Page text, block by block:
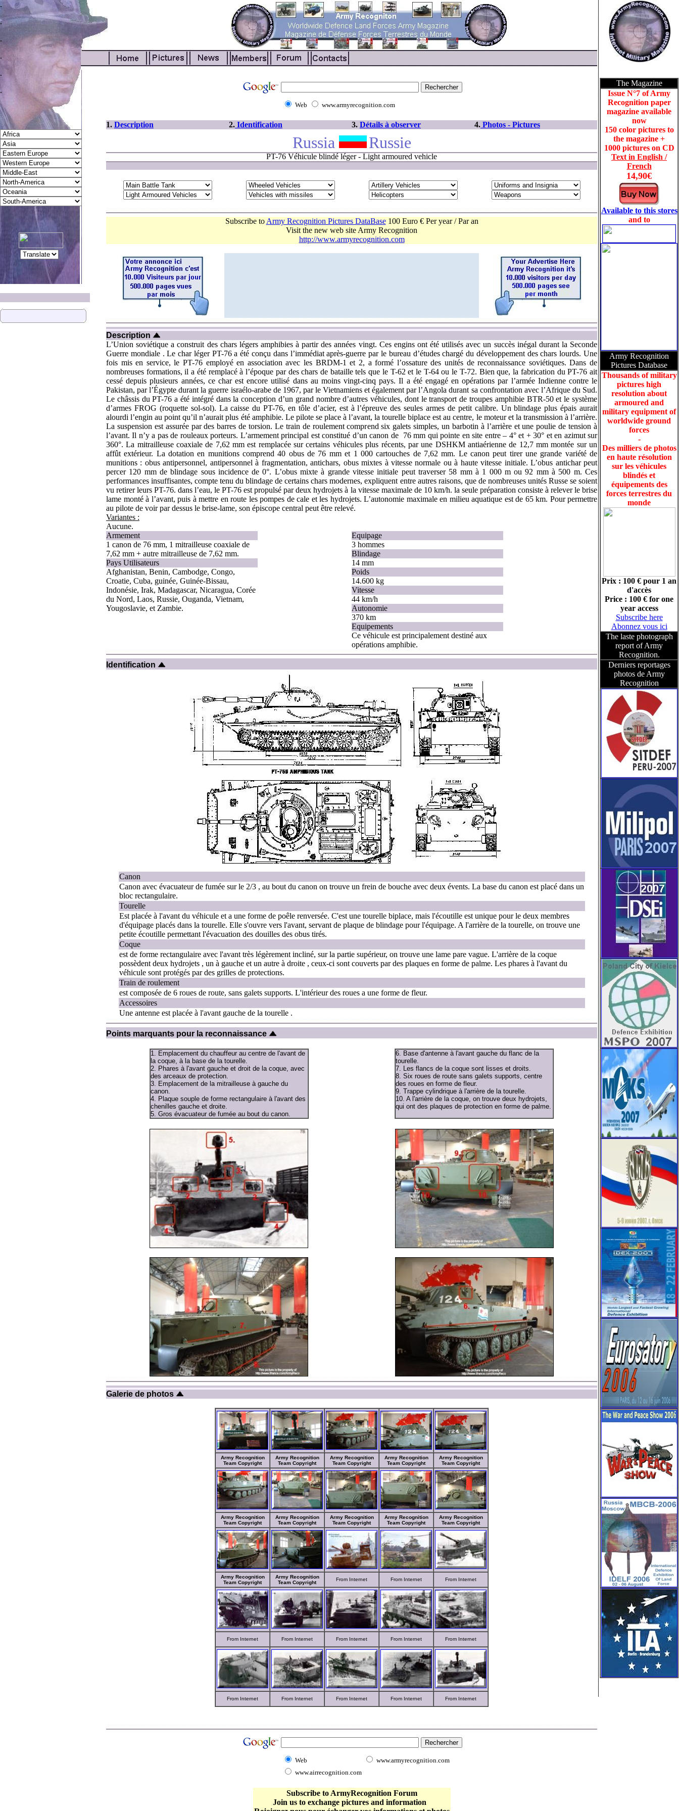
.
.
.
.
.
.
Web www.armyrecognition.com
1. Description 2. Identification 3. Détails à observer 4. Photos - Pictures
Russia Russie
PT-76 Véhicule blindé léger - Light armoured vehicle
Subscribe to Army Recognition Pictures DataBase100 Euro € Per year / Par an
Visit the new web site Army Recognition
http://www.armyrecognition.com
Description
L’Union soviétique a construit des chars légers amphibies à partir des années vingt. Ces engins ont été utilisés avec un succès inégal durant la Seconde
Guerre mondiale . Le char léger PT-76 a été conçu dans l’immédiat après-guerre par le bureau d’études chargé du développement des chars lourds. Une
fois mis en service, le PT-76 employé en association avec les BRDM-1 et 2, a formé l’ossature des unités de reconnaissance soviétiques. Dans de
nombreuses formations, il a été remplacé à l’époque par des chars de bataille tels que le T-62 et le T-64 ou le T-72. Bien que, la fabrication du PT-76 ait
cessé depuis plusieurs années, ce char est encore utilisé dans au moins vingt-cinq pays. Il a été engagé en opérations par l’armée Indienne contre le
Pakistan, par l’Égypte durant la guerre israélo-arabe de 1967, par le Vietnamiens et également par l’Angola durant sa confrontation avec l’Afrique du Sud.
Le châssis du PT-76 a été intégré dans la conception d’un grand nombre d’autres véhicules, dont le transport de troupes amphibie BTR-50 et le système
d’armes FROG (roquette sol-sol). La caisse du PT-76, en tôle d’acier, est à l’épreuve des seules armes de petit calibre. Un blindage plus épais aurait
alourdi l’engin au point qu’il n’aurait plus été amphibie. Le pilote se place à l’avant, la tourelle biplace est au centre, le moteur et la transmission à l’arrière.
La suspension est assurée par des barres de torsion. Le train de roulement comprend six galets simples, un barbotin à l’arrière et une poulie de tension à
l’avant. Il n’y a pas de rouleaux porteurs. L’armement principal est constitué d’un canon de
76 mm qui pointe en site entre – 4° et + 30° et en azimut sur
360°. La mitrailleuse coaxiale de 7,62 mm est remplacée sur certains véhicules plus récents, par une DSHKM antiaérienne de 12,7 mm montée sur un
affût extérieur. La dotation en munitions comprend 40 obus de 76 mm et 1 000 cartouches de 7,62 mm. Le canon peut tirer une grande variété de
munitions : obus antipersonnel, antipersonnel à fragmentation, antichars, obus mixtes à vitesse normale ou à haute vitesse initiale. L’obus antichar peut
percer 120 mm de blindage sous incidence de 0°. L’obus mixte à grande vitesse initiale peut traverser 58 mm à 1 000 m ou 92 mm à 500 m. Ces
performances insuffisantes, compte tenu du blindage de certains chars modernes, expliquent entre autres raisons, que de nombreuses unités Russe se soient
vu retirer leurs PT-76. dans l’eau, le PT-76 est propulsé par deux hydrojets à la vitesse maximale de 10 km/h. la seule préparation consiste à relever le brise
lame monté à l’avant, puis à mettre en route les pompes de cale et les hydrojets. L’autonomie maximale en milieu aquatique est de 65 km. Pour permettre
au pilote de voir par dessus le brise-lame, son épiscope central peut être relevé.
Variantes :
Aucune.
Armement
1 canon de 76 mm, 1 mitrailleuse coaxiale de
7,62 mm + autre mitrailleuse de 7,62 mm.
Pays Utilisateurs
Afghanistan, Benin, Cambodge, Congo,
Croatie, Cuba, guinée, Guinée-Bissau,
Indonésie, Irak, Madagascar, Nicaragua, Corée
du Nord, Laos, Russie, Ouganda, Vietnam,
Yougoslavie, et Zambie.
Equipage
3 hommes
Blindage
14 mm
Poids
14.600 kg
Vitesse
44 km/h
Autonomie
370 km
Equipements
Ce véhicule est principalement destiné aux
opérations amphibie.
Identification
Canon
Canon avec évacuateur de fumée sur le 2/3 , au bout du canon on trouve un frein de bouche avec deux évents. La base du canon est placé dans un
bloc rectangulaire.
Tourelle
Est placée à l'avant du véhicule et a une forme de poêle renversée. C'est une tourelle biplace, mais l'écoutille est unique pour le deux membres
d'équipage placés dans la tourelle. Elle s'ouvre vers l'avant, servant de plaque de blindage pour l'équipage. A l'arrière de la tourelle, on trouve une
petite écoutille permettant l'évacuation des douilles des obus tirés.
Coque
est de forme rectangulaire avec l'avant très légèrement incliné, sur la partie supérieur, on trouve une lame pare vague. L'arrière de la coque
possèdent deux hydrojets , un à gauche et un autre à droite , ceux-ci sont couverts par des plaques en forme de palme. Les phares à l'avant du
véhicule sont protégés par des grilles de protections.
Train de roulement
est composée de 6 roues de route, sans galets supports. L'intérieur des roues a une forme de fleur.
Accessoires
Une antenne est placée à l'avant gauche de la tourelle .
Points marquants pour la reconnaissance
1. Emplacement du chauffeur au centre de l'avant de
la coque, à la base de la tourelle.
2. Phares à l'avant gauche et droit de la coque, avec
des arceaux de protection.
3. Emplacement de la mitrailleuse à gauche du
canon.
4. Plaque souple de forme rectangulaire à l'avant des
chenilles gauche et droite.
5. Gros évacuateur de fumée au bout du canon.
6. Base d'antenne à l'avant gauche du flanc de la
tourelle.
7. Les flancs de la coque sont lisses et droits.
8. Six roues de route sans galets supports, centre
des roues en forme de fleur.
9. Trappe cylindrique à l'arrière de la tourelle.
10. A l'arrière de la coque, on trouve deux hydrojets,
qui ont des plaques de protection en forme de palme.
Galerie de photos
Army Recognition
Team Copyright
Army Recognition
Team Copyright
Army Recognition
Team Copyright
Army Recognition
Team Copyright
Army Recognition
Team Copyright
Army Recognition
Team Copyright
Army Recognition
Team Copyright
Army Recognition
Team Copyright
Army Recognition
Team Copyright
Army Recognition
Team Copyright
Army Recognition
Team Copyright
Army Recognition
Team Copyright
From Internet From Internet From Internet
From Internet From Internet From Internet From Internet From Internet
From Internet From Internet From Internet From Internet From Internet
Web
www.armyrecognition.com
www.airrecognition.com
Subscribe to ArmyRecognition Forum
Join us to exchange pictures and information
The Magazine
Issue N°7 of Army
Recognition paper
magazine available
now
150 color pictures to
the magazine +
1000 pictures on CD
Text in English /
French
14,90€
Available to this stores
and to
Army Recognition
Pictures Database
Thousands of military
pictures high
resolution about
armoured and
military equipment of
worldwide ground
forces
-
Des milliers de photos
en haute résolution
sur les véhicules
blindés et
équipements des
forces terrestres du
monde
Prix : 100 € pour 1 an
d'accès
Price : 100 € for one
year access
Subscribe here
Abonnez vous ici
The laste photograph
report of Army
Recognition.
Derniers reportages
photos de Army
Recognition